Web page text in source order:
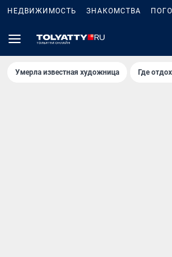
НЕДВИЖИМОСТЬ ЗНАКОМСТВА
Умерла известная художница Где